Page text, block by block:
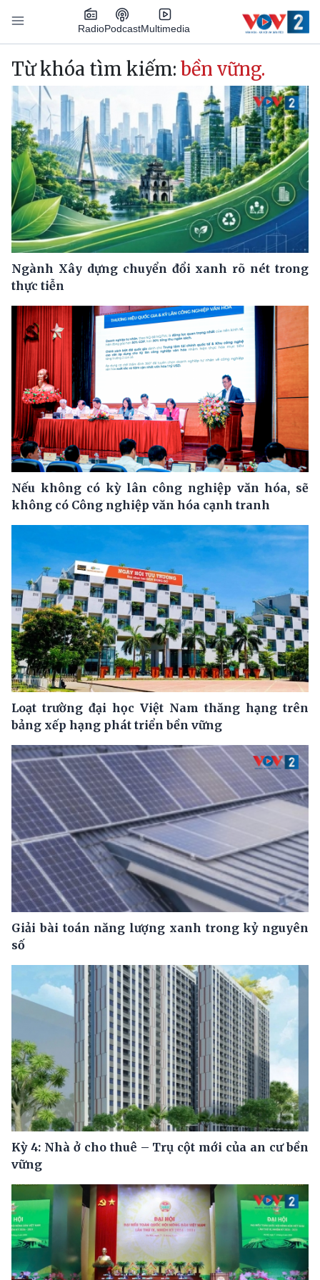
Nhảy đến nội dung
RadioPodcastMultimedia
Main navigation
Từ khóa tìm kiếm: bền vững.
Ngành Xây dựng chuyển đổi xanh rõ nét trong
thực tiễn
Nếu không có kỳ lân công nghiệp văn hóa, sẽ
không có Công nghiệp văn hóa cạnh tranh
Loạt trường đại học Việt Nam thăng hạng trên
bảng xếp hạng phát triển bền vững
Giải bài toán năng lượng xanh trong kỷ nguyên
số
Kỳ 4: Nhà ở cho thuê – Trụ cột mới của an cư bền
vững